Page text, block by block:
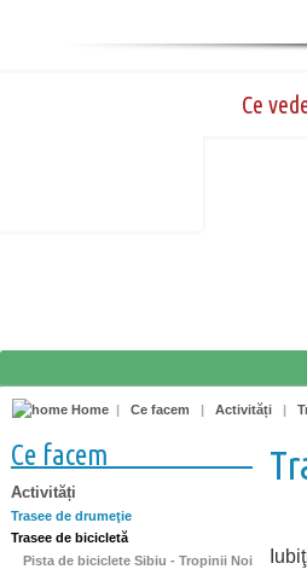
Ce
Home | Ce facem | Activități |
Ce facem
Activități
Trasee de drumeţie
Trasee de bicicletă
Pista de biciclete Sibiu - Tropinii Noi